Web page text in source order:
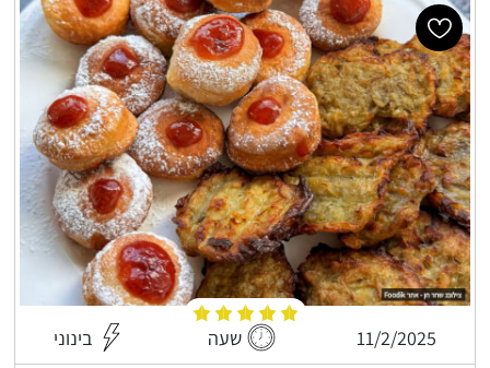
11/2/2025 שעה בינוני